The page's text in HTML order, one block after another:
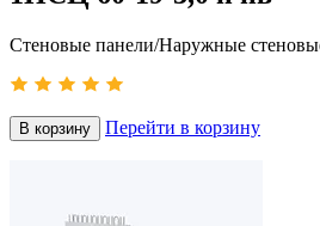
Стеновые панели/Наружные
В корзину Перейти в корзину